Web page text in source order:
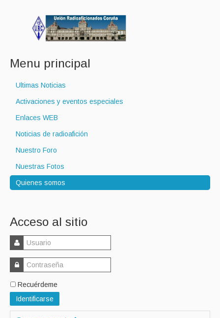
Menu principal
Ultimas Noticias
Activaciones y eventos especiales
Enlaces WEB
Noticias de radioafición
Nuestro Foro
Nuestras Fotos
Quienes somos
Acceso al sitio
Recuérdeme
Identificarse